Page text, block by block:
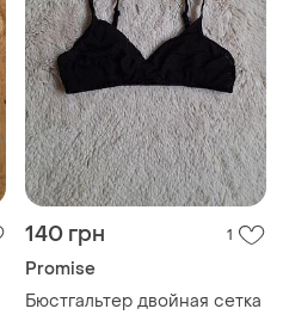
140 грн 1
Promise
Бюстгальтер двойная сетка